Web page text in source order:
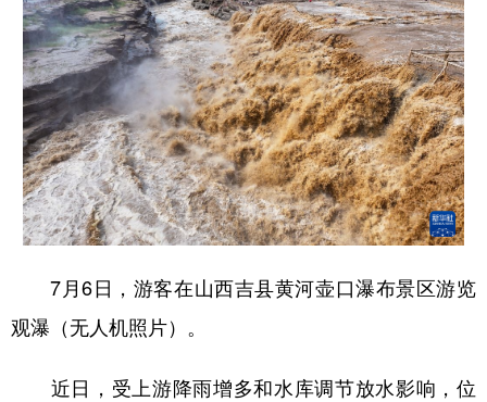
访谈 视频 图片 政务
法律 中央文件 金融 汽车
食品 人居 信息化 数字经济
学术中国 乡村振兴 银龄 溯源中国
城市 旅游 能源 会展
公益 一带一路 亚太网 上市公司
7月6日，游客在山西吉县黄河壶口瀑布景区游览
观瀑（无人机照片）。
近日，受上游降雨增多和水库调节放水影响，位